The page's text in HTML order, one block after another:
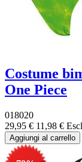
Costume
One Piece
018020
29,95 € 11,98 €